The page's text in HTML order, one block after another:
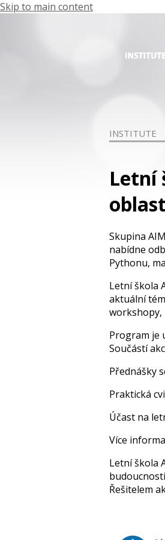
Skip to main content
INSTITUTE
Letní
Skupina
nabídne
Pythonu,
Letní škola
aktuální
workshopy,
Program je
Součástí
Přednášky
Praktická
Účast na
Více
Letní škola
Řešitelem